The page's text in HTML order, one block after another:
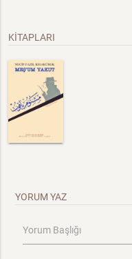
KİTAPLARI
YORUM YAZ
Yorum Başlığı